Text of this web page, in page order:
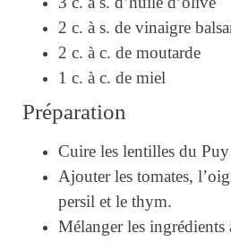
2 c. à s. de vinaigre
2 c. à c. de moutarde
1 c. à c. de miel
Préparation
Cuire les lentilles du
Ajouter les tomates,
persil et le thym.
Mélanger les ingrédients